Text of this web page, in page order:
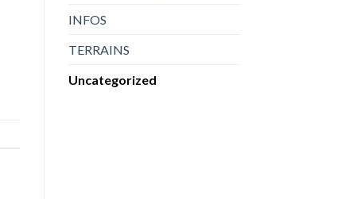
INFOS
TERRAINS
Uncategorized